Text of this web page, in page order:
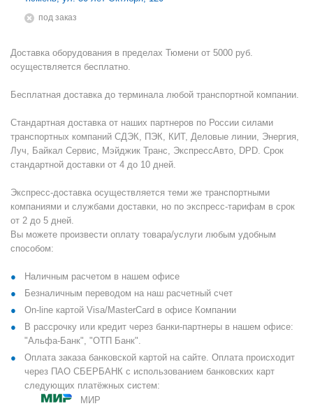
Под заказ
Доставка оборудования в пределах Тюмени от 5000 руб.
осуществляется бесплатно.
Бесплатная доставка до терминала любой транспортной компании.
Стандартная доставка от наших партнеров по России силами
транспортных компаний СДЭК, ПЭК, КИТ, Деловые линии, Энергия,
Луч, Байкал Сервис, Мэйджик Транс, ЭкспрессАвто, DPD. Срок
стандартной доставки от 4 до 10 дней.
Экспресс-доставка осуществляется теми же транспортными
компаниями и службами доставки, но по экспресс-тарифам в срок
от 2 до 5 дней.
Вы можете произвести оплату товара/услуги любым удобным
способом:
Наличным расчетом в нашем офисе
Безналичным переводом на наш расчетный счет
On-line картой Visa/MasterCard в офисе Компании
В рассрочку или кредит через банки-партнеры в нашем офисе:
"Альфа-Банк", "ОТП Банк".
Оплата заказа банковской картой на сайте. Оплата происходит
через ПАО СБЕРБАНК с использованием банковских карт
следующих платёжных систем:
МИР